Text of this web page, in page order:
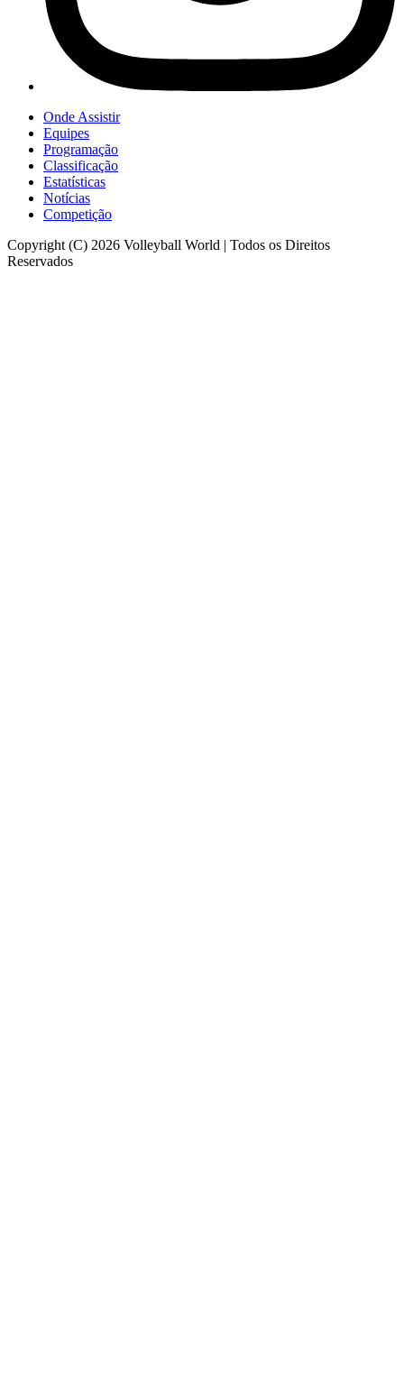
Onde Assistir
Equipes
Programação
Classificação
Estatísticas
Notícias
Competição
Copyright (C) 2026 Volleyball World | Todos os Direitos
Reservados